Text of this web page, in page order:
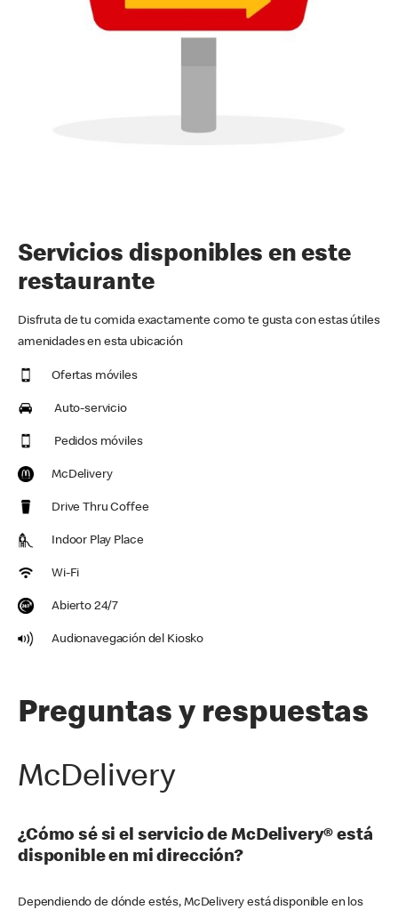
Servicios disponibles en este
restaurante
Disfruta de tu comida exactamente como te gusta con estas útiles
amenidades en esta ubicación
Ofertas móviles
Auto-servicio
Pedidos móviles
McDelivery
Drive Thru Coffee
Indoor Play Place
Wi-Fi
Abierto 24/7
Audionavegación del Kiosko
Preguntas y respuestas
McDelivery
¿Cómo sé si el servicio de McDelivery® está
disponible en mi dirección?
Dependiendo de dónde estés, McDelivery está disponible en los